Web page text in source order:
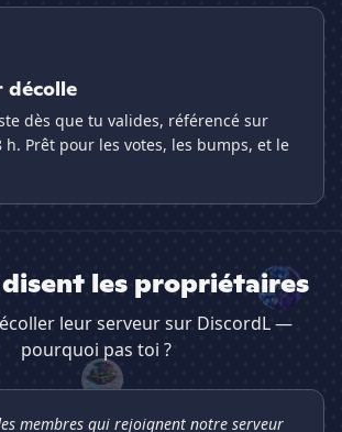
décolle
dès que tu valides, référencé sur
h. Prêt pour les votes, les bumps, et le
disent les propriétaires
leur serveur sur DiscordL —
pourquoi pas toi ?
membres qui rejoignent notre serveur